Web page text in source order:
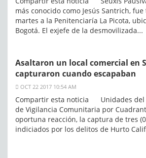
más conocido como Jesús Santrich,
martes a la Penitenciaría La Picota,
Bogotá. El exjefe de la desmovilizada...
Asaltaron un local comercial en
capturaron cuando escapaban
OCT 22 2017 10:54 AM
Compartir esta noticia Unidades del
de Vigilancia Comunitaria por
oportuna reacción, la captura de tres
indiciados por los delitos de Hurto